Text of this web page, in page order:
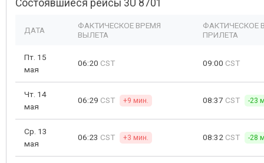
Состоявшиеся рейсы 3U 8701
ДАТА
ФАКТИЧЕСКОЕ ВРЕМЯ
ВЫЛЕТА
ФАКТИЧЕСКОЕ
ПРИЛЕТА
Пт. 15
мая
06:20 CST 09:00 CST
Чт. 14
мая
06:29 CST +9 мин. 08:37 CST -23
Ср. 13
мая
06:23 CST +3 мин. 08:32 CST -28